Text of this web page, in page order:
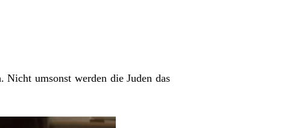
umsonst werden die Juden das